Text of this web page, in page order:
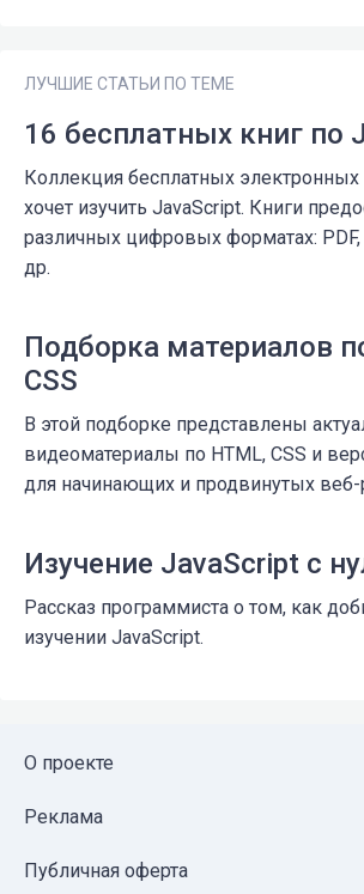
ЛУЧШИЕ СТАТЬИ ПО ТЕМЕ
16 бесплатных книг по
Коллекция бесплатных электронных
хочет изучить JavaScript. Книги
различных цифровых форматах: PDF,
др.
Подборка материалов
CSS
В этой подборке представлены
видеоматериалы по HTML, CSS и
для начинающих и продвинутых веб-
Изучение JavaScript с
Рассказ программиста о том, как
изучении JavaScript.
О проекте
Реклама
Публичная оферта